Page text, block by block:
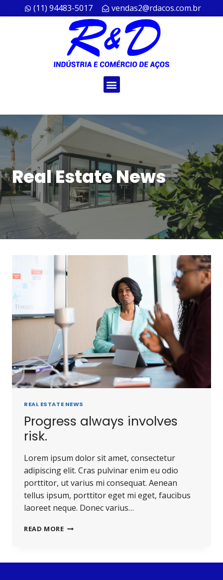
(11) 94483-5017 vendas2@rdacos.com.br
Real Estate News
REAL ESTATE NEWS
Progress always involves
risk.
Lorem ipsum dolor sit amet, consectetur
adipiscing elit. Cras pulvinar enim eu odio
porttitor, ut varius mi consequat. Aenean
tellus ipsum, porttitor eget mi eget, faucibus
laoreet neque. Donec varius…
READ MORE